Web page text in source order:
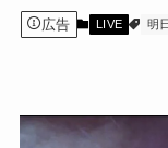
広告 LIVE 明